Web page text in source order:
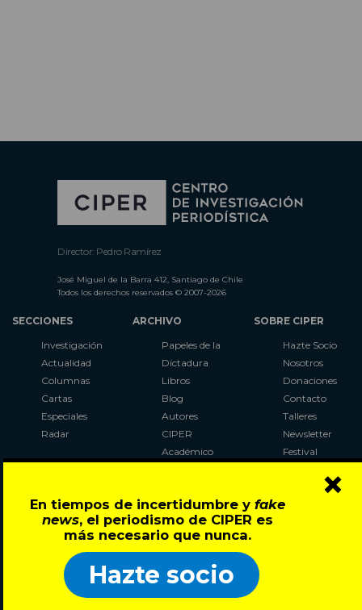
En tiempos de incertidumbre y fake
news, el periodismo de CIPER es
más necesario que nunca.
Hazte socio
×
Director: Pedro Ramírez
José Miguel de la Barra 412, Santiago de Chile
Todos los derechos reservados © 2007-2026
SECCIONES
Investigación
Actualidad
Columnas
Cartas
Especiales
Radar
ARCHIVO
Papeles de la
Dictadura
Libros
Blog
Autores
CIPER
Académico
Al Plebiscito
con CIPER
SOBRE CIPER
Hazte Socio
Nosotros
Donaciones
Contacto
Talleres
Newsletter
Festival